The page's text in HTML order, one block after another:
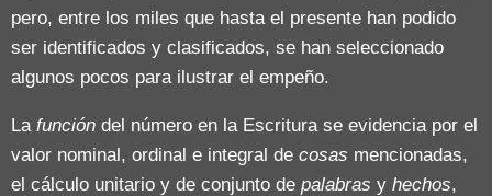
pero, entre los miles que hasta el presente han podido
ser identificados y clasificados, se han seleccionado
algunos pocos para ilustrar el empeño.
La función del número en la Escritura se evidencia por el
valor nominal, ordinal e integral de cosas mencionadas,
el cálculo unitario y de conjunto de palabras y hechos,